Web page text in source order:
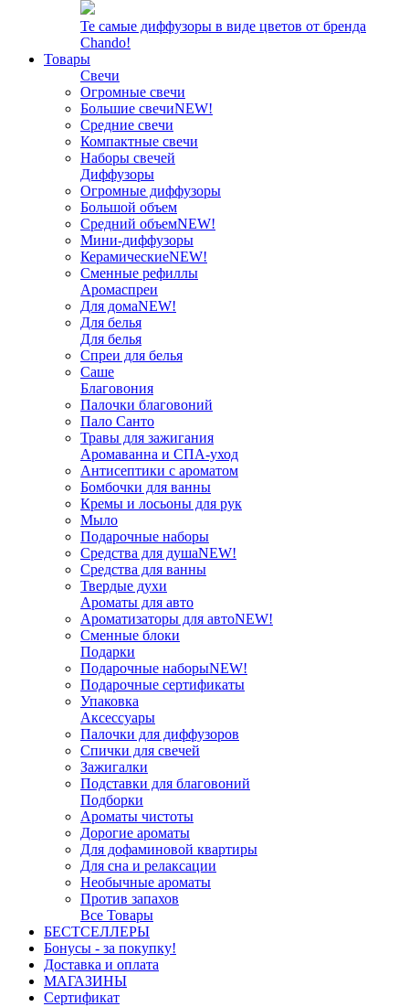
Те самые диффузоры в виде цветов от бренда
Chando!
Товары
Свечи
Огромные свечи
Большие свечиNEW!
Средние свечи
Компактные свечи
Наборы свечей
Диффузоры
Огромные диффузоры
Большой объем
Средний объемNEW!
Мини-диффузоры
КерамическиеNEW!
Сменные рефиллы
Аромаспреи
Для домаNEW!
Для белья
Для белья
Спреи для белья
Саше
Благовония
Палочки благовоний
Пало Санто
Травы для зажигания
Аромаванна и СПА-уход
Антисептики с ароматом
Бомбочки для ванны
Кремы и лосьоны для рук
Мыло
Подарочные наборы
Средства для душаNEW!
Средства для ванны
Твердые духи
Ароматы для авто
Ароматизаторы для автоNEW!
Сменные блоки
Подарки
Подарочные наборыNEW!
Подарочные сертификаты
Упаковка
Аксессуары
Палочки для диффузоров
Спички для свечей
Зажигалки
Подставки для благовоний
Подборки
Ароматы чистоты
Дорогие ароматы
Для дофаминовой квартиры
Для сна и релаксации
Необычные ароматы
Против запахов
Все Товары
БЕСТСЕЛЛЕРЫ
Бонусы - за покупку!
Доставка и оплата
МАГАЗИНЫ
Cертификат